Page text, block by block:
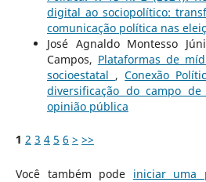
digital ao sociopolítico:
comunicação política nas
José Agnaldo Montesso
Campos, Plataformas de
socioestatal ,Conexão
diversificação do campo
opinião pública
1 2 3 4 5 6 > >>
Você também pode iniciar uma